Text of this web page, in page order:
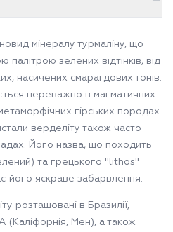
мінералу турмаліну, що
палітрою зелених відтінків, від
насичених смарагдових тонів.
переважно в магматичних
гірських породах.
верделіту також часто
Його назва, що походить
та грецького "lithos"
його яскраве забарвлення.
розташовані в Бразилії,
(Каліфорнія, Мен), а також